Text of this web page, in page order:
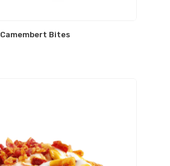
Camembert Bites